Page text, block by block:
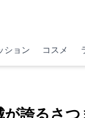
ション コスメ
誇るさつ